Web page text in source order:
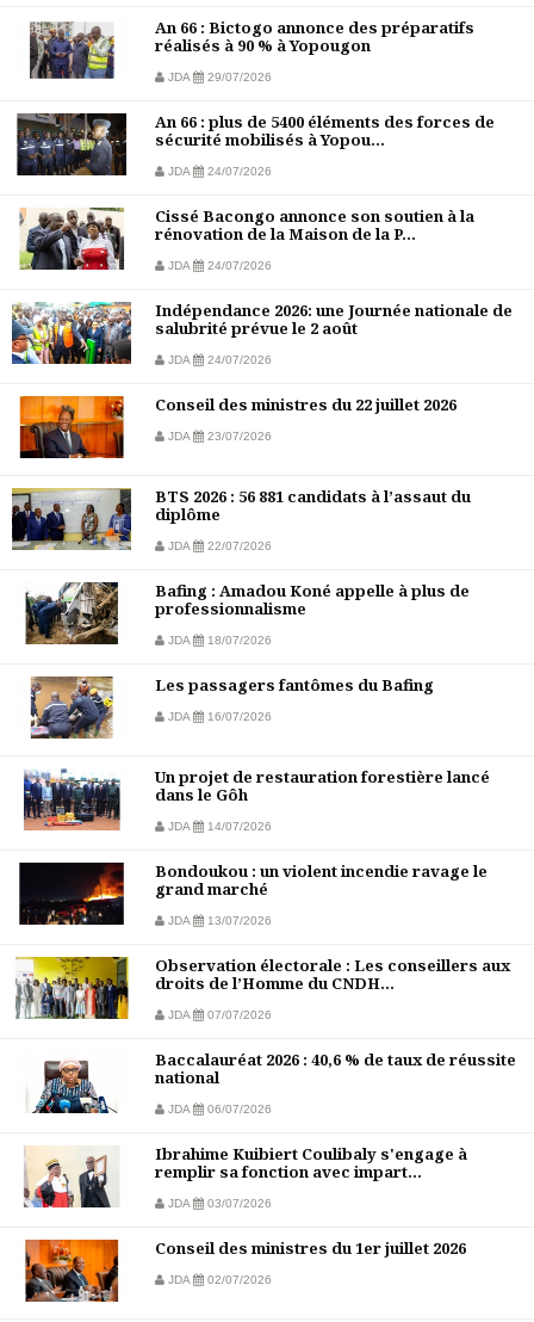
An 66 : Bictogo annonce des préparatifs
réalisés à 90 % à Yopougon
JDA 29/07/2026
An 66 : plus de 5400 éléments des forces de
sécurité mobilisés à Yopou...
JDA 24/07/2026
Cissé Bacongo annonce son soutien à la
rénovation de la Maison de la P...
JDA 24/07/2026
Indépendance 2026: une Journée nationale de
salubrité prévue le 2 août
JDA 24/07/2026
Conseil des ministres du 22 juillet 2026
JDA 23/07/2026
BTS 2026 : 56 881 candidats à l’assaut du
diplôme
JDA 22/07/2026
Bafing : Amadou Koné appelle à plus de
professionnalisme
JDA 18/07/2026
Les passagers fantômes du Bafing
JDA 16/07/2026
Un projet de restauration forestière lancé
dans le Gôh
JDA 14/07/2026
Bondoukou : un violent incendie ravage le
grand marché
JDA 13/07/2026
Observation électorale : Les conseillers aux
droits de l’Homme du CNDH...
JDA 07/07/2026
Baccalauréat 2026 : 40,6 % de taux de réussite
national
JDA 06/07/2026
Ibrahime Kuibiert Coulibaly s'engage à
remplir sa fonction avec impart...
JDA 03/07/2026
Conseil des ministres du 1er juillet 2026
JDA 02/07/2026